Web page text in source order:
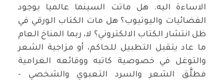
الاساءة اليه. هل ماتت السينما عالميا بوجود
الفضائيات واليوتيوب؟ هل مات الكتاب الورقي في
ظل انتشار الكتاب الالكتروني؟ لا، ربما المناخ العام
ما عاد يتقبل التطبيل للحاكم، أو مزاجية الشعر
والتوغل في خصوصية كاتبه ووقائعه الغرامية
فطلَّق الشعر والسرد التعبوي والشخصي -